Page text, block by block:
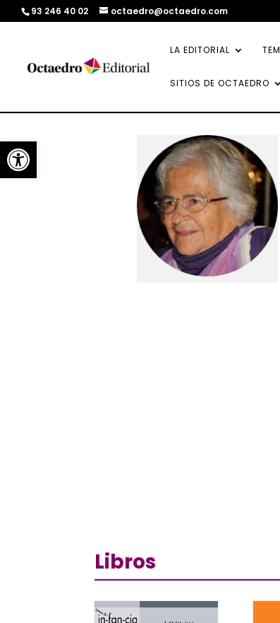
Abrir barra de herramientas
93 246 40 02 octaedro@octaedro.com
LA EDITORIAL
SITIOS DE OCTAEDRO
Libros